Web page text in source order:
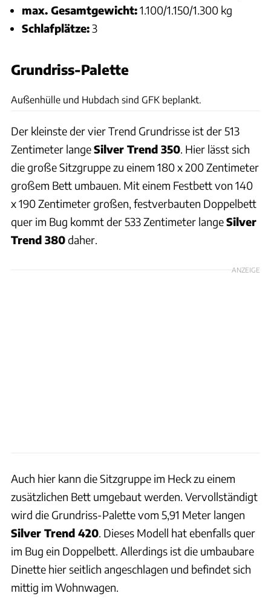
max. Gesamtgewicht:1.100/1.150/1.300 kg
Schlafplätze:3
Grundriss-Palette
Außenhülle und Hubdach sind GFK beplankt.
Der kleinste der vier Trend Grundrisse ist der 513
Zentimeter langeSilver Trend 350. Hier lässt sich
die große Sitzgruppe zu einem 180 x 200 Zentimeter
großem Bett umbauen. Mit einem Festbett von 140
x 190 Zentimeter großen, festverbauten Doppelbett
quer im Bug kommt der 533 Zentimeter langeSilver
Trend 380daher.
ANZEIGE
Auch hier kann die Sitzgruppe im Heck zu einem
zusätzlichen Bett umgebaut werden. Vervollständigt
wird die Grundriss-Palette vom 5,91 Meter langen
Silver Trend 420. Dieses Modell hat ebenfalls quer
im Bug ein Doppelbett. Allerdings ist die umbaubare
Dinette hier seitlich angeschlagen und befindet sich
mittig im Wohnwagen.